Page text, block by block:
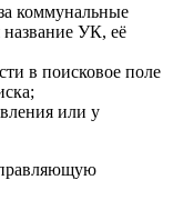
коммунальные
название УК, её
в поисковое поле
или у